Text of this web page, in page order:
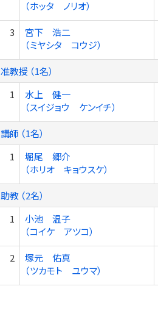
（ホッタ ノリオ）
3
宮下 浩二
（ミヤシタ コウジ）
准教授 （1名）
1
水上 健一
（スイジョウ ケンイチ）
講師 （1名）
1
堀尾 郷介
（ホリオ キョウスケ）
助教 （2名）
1
小池 温子
（コイケ アツコ）
2
塚元 佑真
（ツカモト ユウマ）